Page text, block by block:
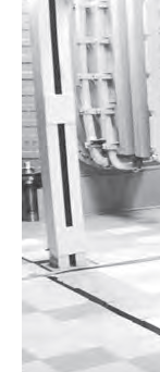
1993
1992
1991
1990
1989
1988
1987
1986
1985